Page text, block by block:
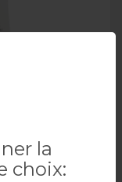
la
choix: